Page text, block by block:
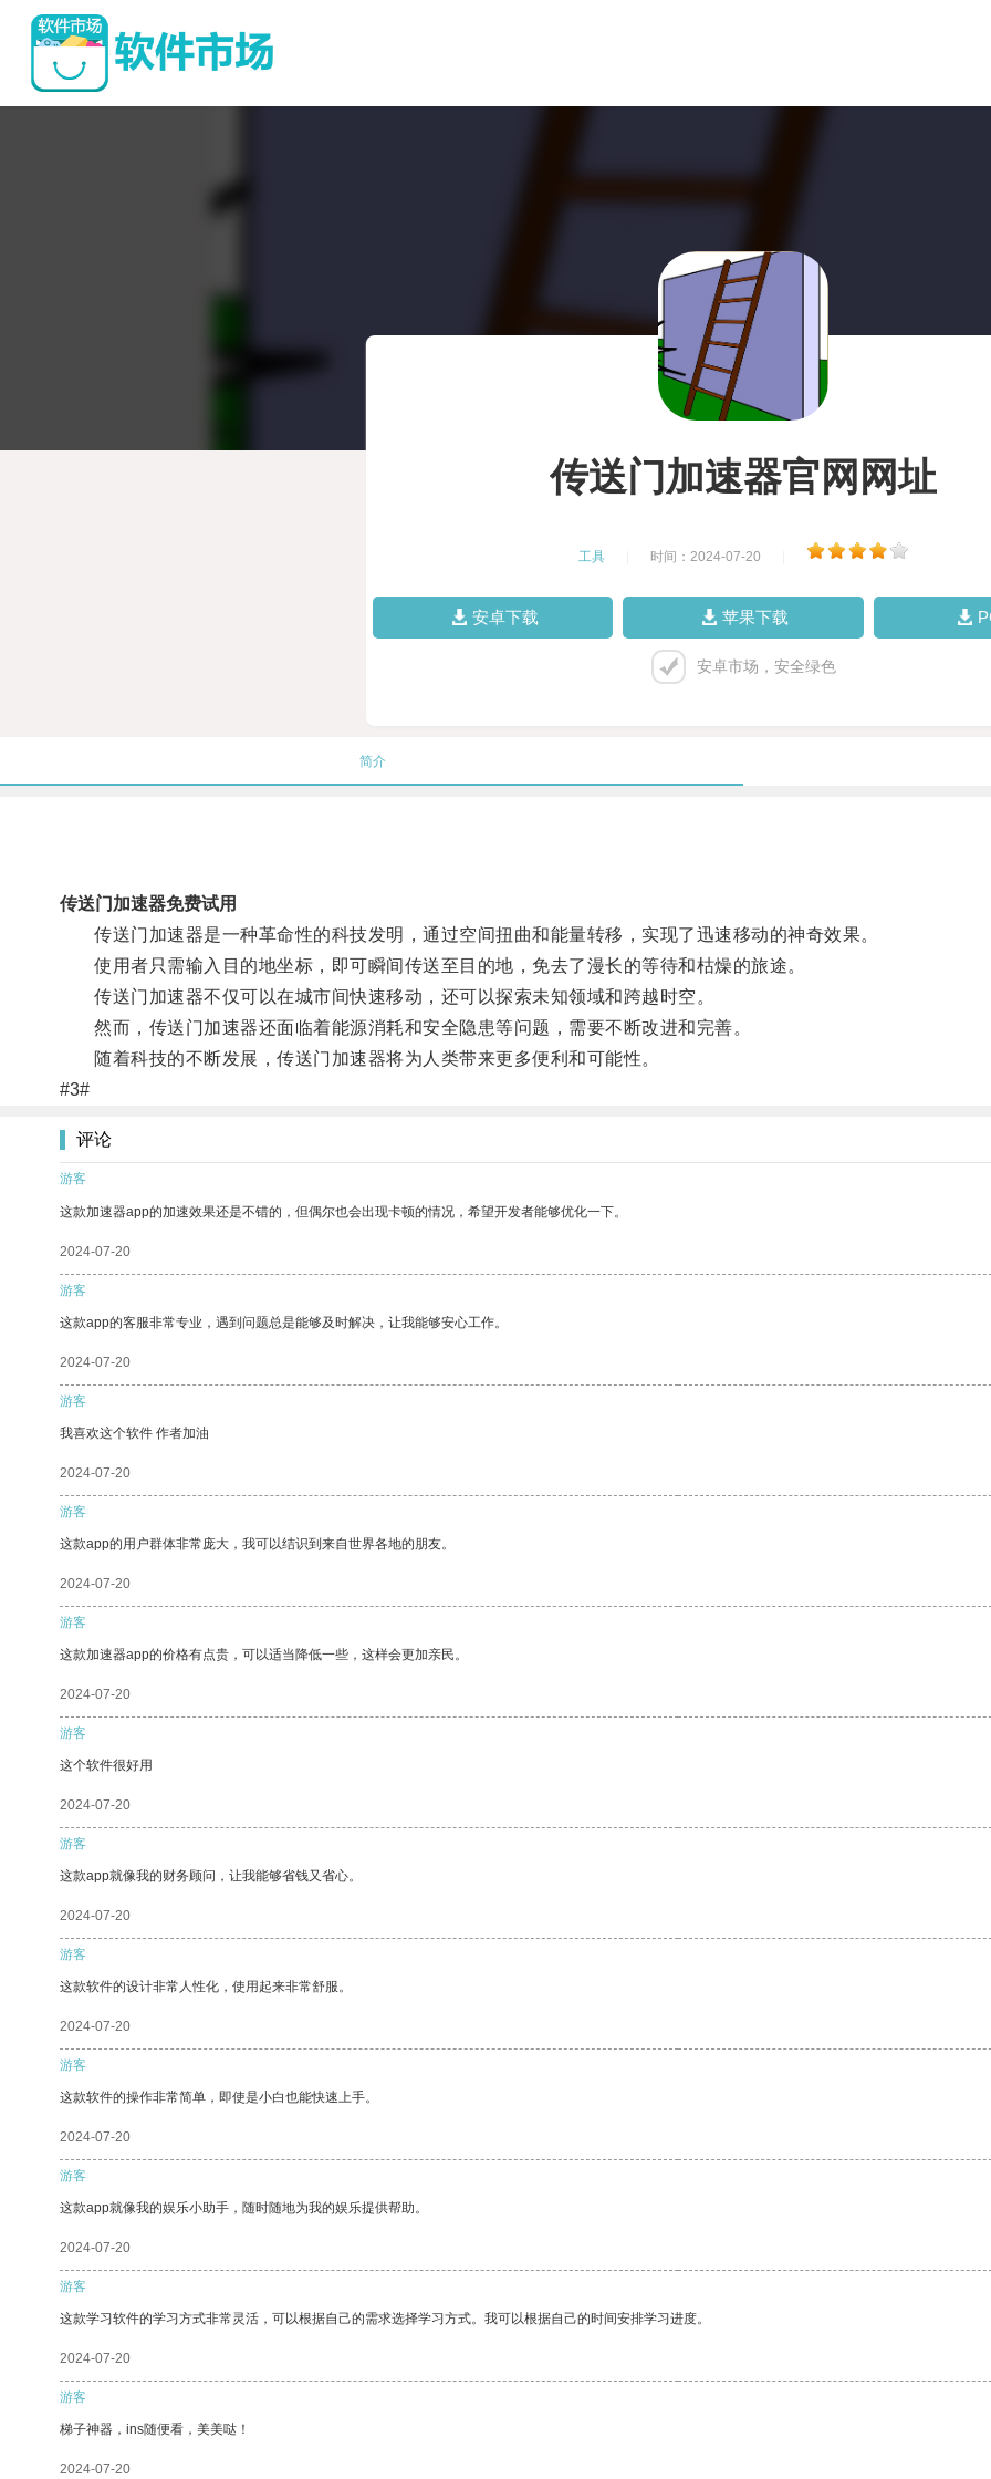
传送门加速器官网网址
工具 时间：2024-07-20
安卓下载 苹果下载
安卓市场，安全绿色
简介
传送门加速器免费试用
传送门加速器是一种革命性的科技发明，通过空间扭曲和能量转移，实现了迅速移动的神奇效果。
使用者只需输入目的地坐标，即可瞬间传送至目的地，免去了漫长的等待和枯燥的旅途。
传送门加速器不仅可以在城市间快速移动，还可以探索未知领域和跨越时空。
然而，传送门加速器还面临着能源消耗和安全隐患等问题，需要不断改进和完善。
随着科技的不断发展，传送门加速器将为人类带来更多便利和可能性。
#3#
评论
游客
这款加速器app的加速效果还是不错的，但偶尔也会出现卡顿的情况，希望开发者能够优化一下。
2024-07-20
游客
这款app的客服非常专业，遇到问题总是能够及时解决，让我能够安心工作。
2024-07-20
游客
我喜欢这个软件 作者加油
2024-07-20
游客
这款app的用户群体非常庞大，我可以结识到来自世界各地的朋友。
2024-07-20
游客
这款加速器app的价格有点贵，可以适当降低一些，这样会更加亲民。
2024-07-20
游客
这个软件很好用
2024-07-20
游客
这款app就像我的财务顾问，让我能够省钱又省心。
2024-07-20
游客
这款软件的设计非常人性化，使用起来非常舒服。
2024-07-20
游客
这款软件的操作非常简单，即使是小白也能快速上手。
2024-07-20
游客
这款app就像我的娱乐小助手，随时随地为我的娱乐提供帮助。
2024-07-20
游客
这款学习软件的学习方式非常灵活，可以根据自己的需求选择学习方式。我可以根据自己的时间安排学习进度。
2024-07-20
游客
梯子神器，ins随便看，美美哒！
2024-07-20